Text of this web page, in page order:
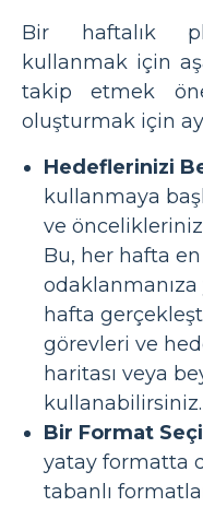
Bir haftalık
kullanmak için
takip etmek
oluşturmak için
Hedeflerinizi
kullanmaya
ve
Bu, her hafta
hafta
görevleri ve
haritası veya
kullanabilirsiniz.
Bir Format
yatay formatta
tabanlı